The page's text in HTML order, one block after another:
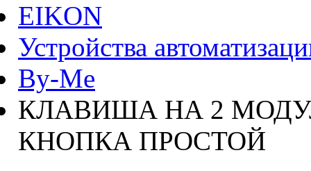
EIKON
Устройства
By-Me
КЛАВИША НА 2
КНОПКА ПРОСТОЙ